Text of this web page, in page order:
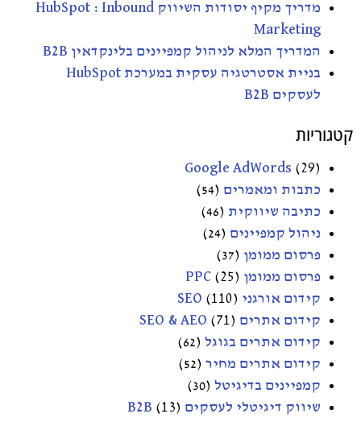
מדריך מקיף יסודות השיווק HubSpot : Inbound
Marketing
המדריך המלא לניהול קמפיינים בלינקדאין B2B
בניית אסטרטגיה עסקית במערכת HubSpot
לעסקים B2B
קטגוריות
Google AdWords (29)
כתבות ומאמרים (54)
כתיבה שיווקית (46)
ניהול קמפיינים (24)
פרסום ממומן (37)
פרסום ממומן PPC (25)
קידום אורגני SEO (110)
קידום אתרים SEO & AEO (71)
קידום אתרים בגוגל (62)
קידום אתרים מחיר (52)
קמפיינים בדיגיטל (30)
שיווק דיגיטלי לעסקים B2B (13)